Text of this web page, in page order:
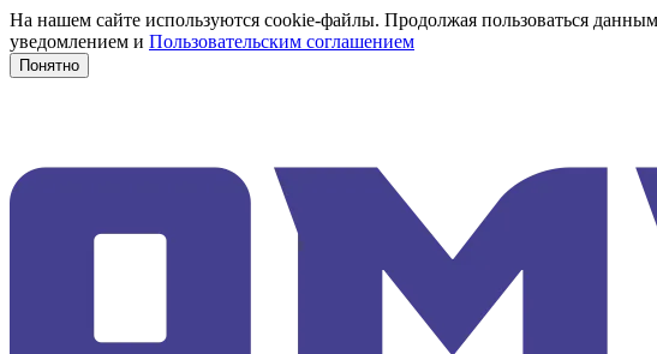
На нашем сайте используются cookie-файлы. Продолжая пользоваться
уведомлением и Пользовательским соглашением
Понятно